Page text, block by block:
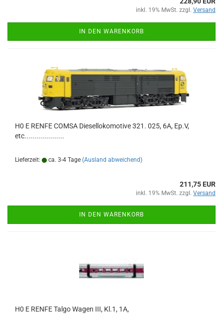
inkl. 19% MwSt. zzgl. Versand
IN DEN WARENKORB
H0 E RENFE COMSA Diesellokomotive 321. 025, 6A, Ep.V,
etc....................
Lieferzeit: ca. 3-4 Tage (Ausland abweichend)
211,75 EUR
inkl. 19% MwSt. zzgl. Versand
IN DEN WARENKORB
H0 E RENFE Talgo Wagen III, Kl.1, 1A,